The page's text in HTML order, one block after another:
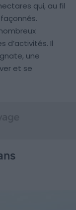
qui, au fil
d’activités. Il
une
et se